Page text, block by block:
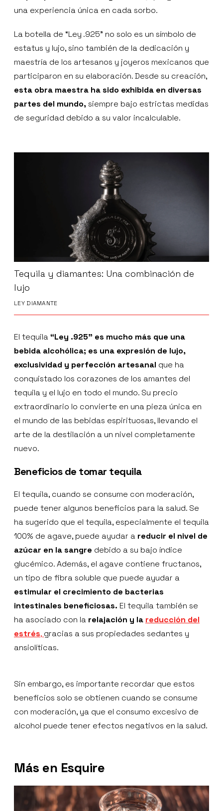
una experiencia única en cada sorbo.
La botella de “Ley .925" no solo es un símbolo de
estatus y lujo, sino también de la dedicación y
maestría de los artesanos y joyeros mexicanos que
participaron en su elaboración. Desde su creación,
esta obra maestra ha sido exhibida en diversas
partes del mundo,siempre bajo estrictas medidas
de seguridad debido a su valor incalculable.
Tequila y diamantes: Una combinación de
lujo
LEY DIAMANTE
El tequila“Ley .925" es mucho más que una
bebida alcohólica; es una expresión de lujo,
exclusividad y perfección artesanal que ha
conquistado los corazones de los amantes del
tequila y el lujo en todo el mundo. Su precio
extraordinario lo convierte en una pieza única en
el mundo de las bebidas espirituosas, llevando el
arte de la destilación a un nivel completamente
nuevo.
Beneficios de tomar tequila
El tequila, cuando se consume con moderación,
puede tener algunos beneficios para la salud. Se
ha sugerido que el tequila, especialmente el tequila
100% de agave, puede ayudar a reducir el nivel de
azúcar en la sangre debido a su bajo índice
glucémico. Además, el agave contiene fructanos,
un tipo de fibra soluble que puede ayudar a
estimular el crecimiento de bacterias
intestinales beneficiosas. El tequila también se
ha asociado con la relajación y la reducción del
estrés, gracias a sus propiedades sedantes y
ansiolíticas.
Sin embargo, es importante recordar que estos
beneficios solo se obtienen cuando se consume
con moderación, ya que el consumo excesivo de
alcohol puede tener efectos negativos en la salud.
Más en Esquire